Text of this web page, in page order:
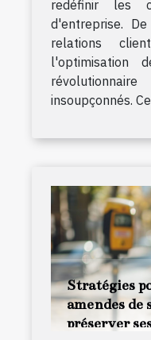
redéfinir les
d'entreprise.
relations
l'optimisation
insoupçonnés.
Stratégies
amendes
préserver